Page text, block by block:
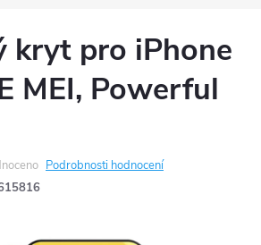
kryt pro iPhone
MEI, Powerful
Podrobnosti hodnocení